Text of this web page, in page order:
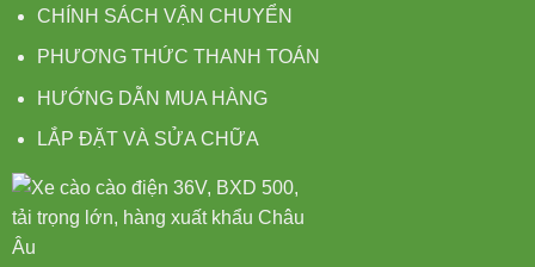
CHÍNH SÁCH VẬN CHUYỂN
PHƯƠNG THỨC THANH TOÁN
HƯỚNG DẪN MUA HÀNG
LẮP ĐẶT VÀ SỬA CHỮA